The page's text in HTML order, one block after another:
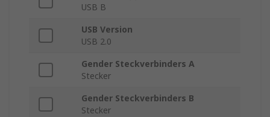
USB B
USB Version
USB 2.0
Gender Steckverbinders A
Stecker
Gender Steckverbinders B
Stecker